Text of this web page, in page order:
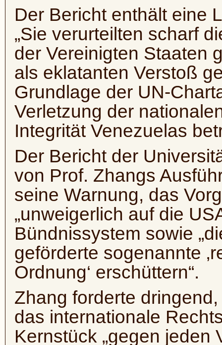
Der Bericht enthält eine
„Sie verurteilten scharf
der Vereinigten Staaten
als eklatanten Verstoß
Grundlage der UN-
Verletzung der
Integrität Venezuelas
Der Bericht der
von Prof. Zhangs
seine Warnung, das
„unweigerlich auf die
Bündnissystem sowie
geförderte sogenannte
Ordnung‘ erschüttern“.
Zhang forderte
das internationale
Kernstück „gegen jeden